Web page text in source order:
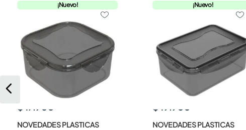
¡Nuevo!
$ 17.900
NOVEDADES PLASTICAS
¡Nuevo!
$ 19.900
NOVEDADES PLASTICAS